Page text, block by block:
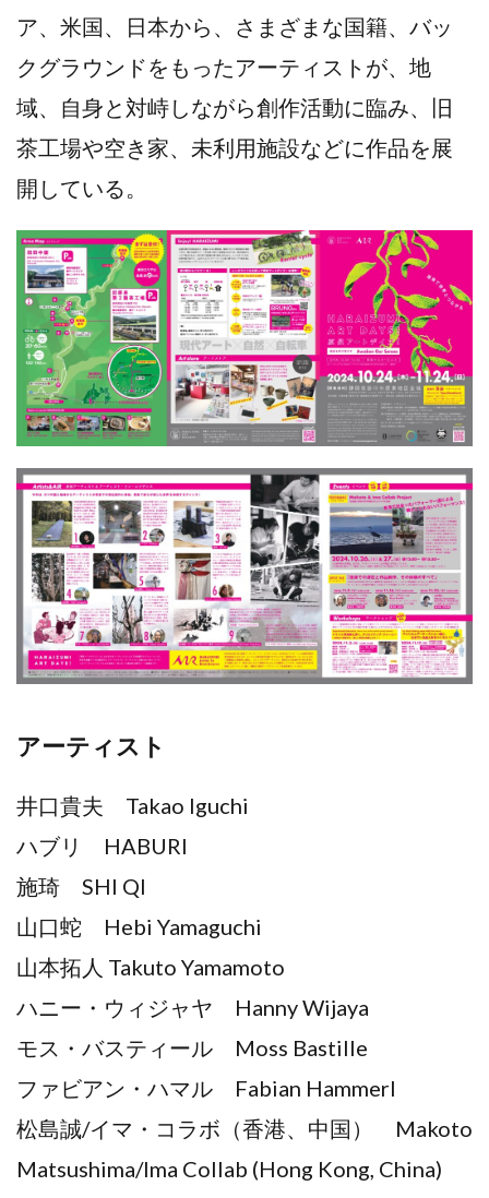
ア、米国、日本から、さまざまな国籍、バッ
クグラウンドをもったアーティストが、地
域、自身と対峙しながら創作活動に臨み、旧
茶⼯場や空き家、未利用施設などに作品を展
開している。
アーティスト
井口貴夫 Takao Iguchi
ハブリ HABURI
施琦 SHI QI
山口蛇 Hebi Yamaguchi
山本拓人 Takuto Yamamoto
ハニー・ウィジャヤ Hanny Wijaya
モス・バスティール Moss Bastille
ファビアン・ハマル Fabian Hammerl
松島誠/イマ・コラボ（香港、中国） Makoto
Matsushima/Ima Collab (Hong Kong, China)